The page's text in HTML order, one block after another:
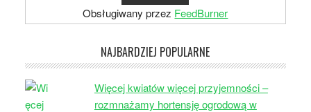
Obsługiwany przez FeedBurner
NAJBARDZIEJ POPULARNE
Więcej kwiatów więcej przyjemności –
rozmnażamy hortensję ogrodową w